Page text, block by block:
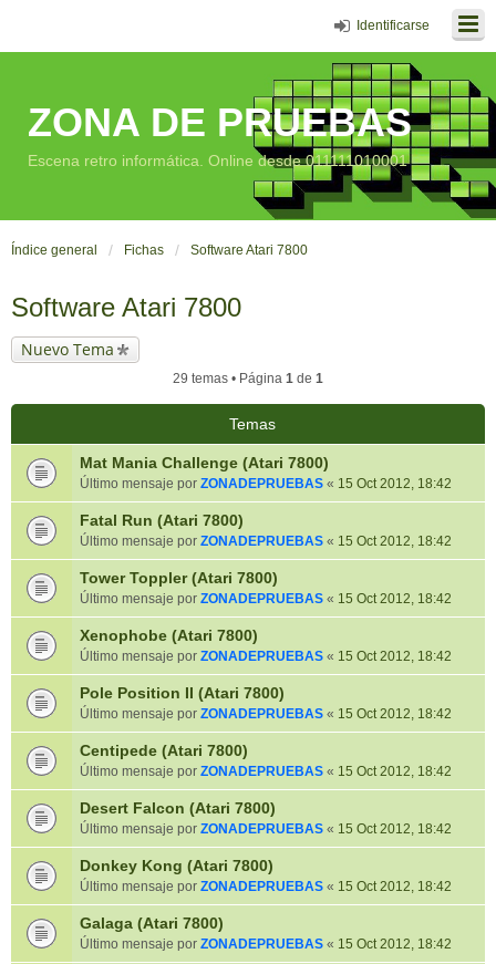
Identificarse
ZONA DE PRUEBAS
Escena retro informática. Online desde 011111010001
Índice general Fichas Software Atari 7800
Software Atari 7800
Nuevo Tema
29 temas • Página 1 de 1
Temas
Mat Mania Challenge (Atari 7800)
Último mensaje por ZONADEPRUEBAS « 15 Oct 2012, 18:42
Fatal Run (Atari 7800)
Último mensaje por ZONADEPRUEBAS « 15 Oct 2012, 18:42
Tower Toppler (Atari 7800)
Último mensaje por ZONADEPRUEBAS « 15 Oct 2012, 18:42
Xenophobe (Atari 7800)
Último mensaje por ZONADEPRUEBAS « 15 Oct 2012, 18:42
Pole Position II (Atari 7800)
Último mensaje por ZONADEPRUEBAS « 15 Oct 2012, 18:42
Centipede (Atari 7800)
Último mensaje por ZONADEPRUEBAS « 15 Oct 2012, 18:42
Desert Falcon (Atari 7800)
Último mensaje por ZONADEPRUEBAS « 15 Oct 2012, 18:42
Donkey Kong (Atari 7800)
Último mensaje por ZONADEPRUEBAS « 15 Oct 2012, 18:42
Galaga (Atari 7800)
Último mensaje por ZONADEPRUEBAS « 15 Oct 2012, 18:42